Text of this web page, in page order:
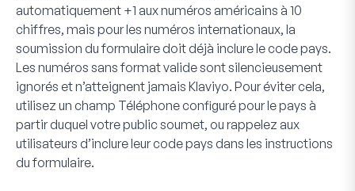
automatiquement +1 aux numéros américains à 10
chiffres, mais pour les numéros internationaux, la
soumission du formulaire doit déjà inclure le code pays.
Les numéros sans format valide sont silencieusement
ignorés et n’atteignent jamais Klaviyo. Pour éviter cela,
utilisez un champ Téléphone configuré pour le pays à
partir duquel votre public soumet, ou rappelez aux
utilisateurs d’inclure leur code pays dans les instructions
du formulaire.